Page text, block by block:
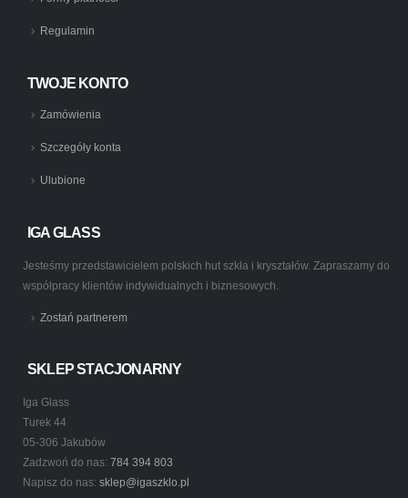
Regulamin
TWOJE KONTO
Zamówienia
Szczegóły konta
Ulubione
IGA GLASS
Jesteśmy przedstawicielem polskich hut szkła i kryształów. Zapraszamy do
współpracy klientów indywidualnych i biznesowych.
Zostań partnerem
SKLEP STACJONARNY
Iga Glass
Turek 44
05-306 Jakubów
Zadzwoń do nas: 784 394 803
Napisz do nas: sklep@igaszklo.pl